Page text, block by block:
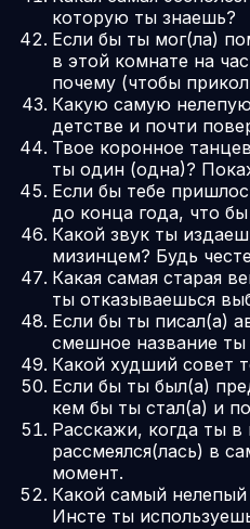
которую ты знаешь?
Если бы ты мог(ла)
в этой комнате на
почему (чтобы
Какую самую
детстве и почти
Твое коронное
ты один (одна)?
Если бы тебе
до конца года, что
Какой звук ты
мизинцем? Будь
Какая самая старая
ты отказываешься
Если бы ты писал(а)
смешное название ты
Какой худший совет
Если бы ты был(а)
кем бы ты стал(а) и
Расскажи, когда ты в
рассмеялся(лась) в
момент.
Какой самый
Инсте ты